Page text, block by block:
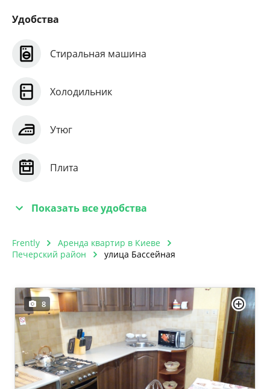
Удобства
Стиральная машина
Холодильник
Утюг
Плита
Показать все удобства
Frently
Аренда квартир в Киеве
Печерский район
улица Бассейная
8